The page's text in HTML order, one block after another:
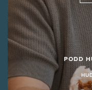
PODD